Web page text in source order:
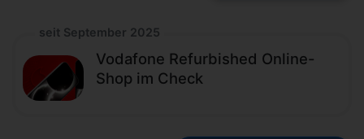
seit September 2025
Vodafone Refurbished Online-
Shop im Check